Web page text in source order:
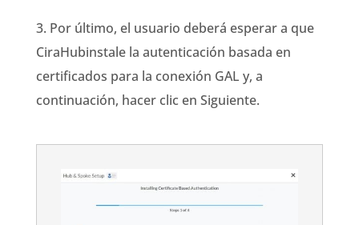
3. Por último, el usuario deberá esperar a que
CiraHubinstale la autenticación basada en
certificados para la conexión GAL y, a
continuación, hacer clic en Siguiente.